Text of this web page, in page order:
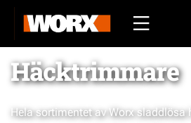
Häcktrimmare
Hela sortimentet av Worx